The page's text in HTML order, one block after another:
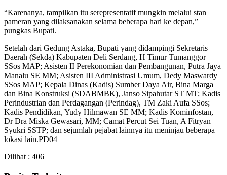
“Karenanya, tampilkan itu serepresentatif mungkin melalui stan
pameran yang dilaksanakan selama beberapa hari ke depan,”
pungkas Bupati.
Setelah dari Gedung Astaka, Bupati yang didampingi Sekretaris
Daerah (Sekda) Kabupaten Deli Serdang, H Timur Tumanggor
SSos MAP; Asisten II Perekonomian dan Pembangunan, Putra Jaya
Manalu SE MM; Asisten III Administrasi Umum, Dedy Maswardy
SSos MAP; Kepala Dinas (Kadis) Sumber Daya Air, Bina Marga
dan Bina Konstruksi (SDABMBK), Janso Sipahutar ST MT; Kadis
Perindustrian dan Perdagangan (Perindag), TM Zaki Aufa SSos;
Kadis Pendidikan, Yudy Hilmawan SE MM; Kadis Kominfostan,
Dr Dra Miska Gewasari, MM; Camat Percut Sei Tuan, A Fitryan
Syukri SSTP; dan sejumlah pejabat lainnya itu meninjau beberapa
lokasi lain.PD04
Dilihat : 406